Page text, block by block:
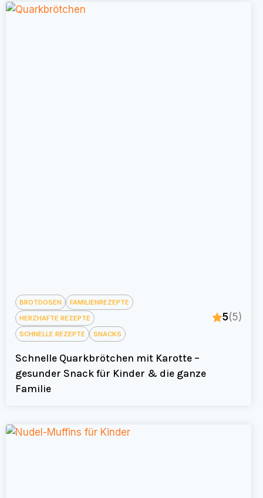
BROTDOSEN
FAMILIENREZEPTE
HERZHAFTE REZEPTE
SCHNELLE REZEPTE
SNACKS
5(5)
Schnelle Quarkbrötchen mit Karotte –
gesunder Snack für Kinder & die ganze
Familie